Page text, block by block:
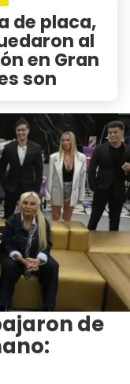
de placa,
al
en Gran
son
de